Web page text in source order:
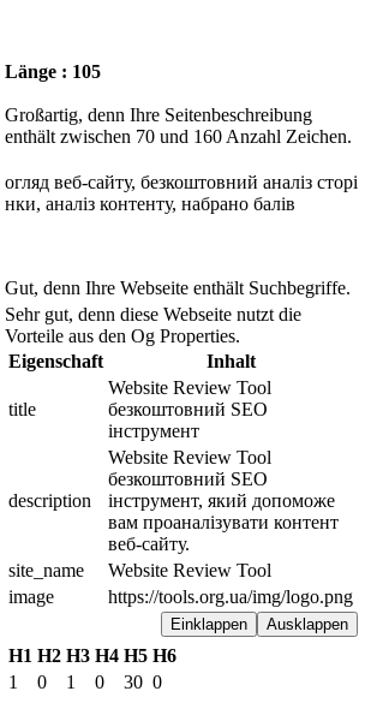
Länge : 105
Großartig, denn Ihre Seitenbeschreibung
enthält zwischen 70 und 160 Anzahl Zeichen.
огляд веб-сайту, безкоштовний аналіз сторі
нки, аналіз контенту, набрано балів
Gut, denn Ihre Webseite enthält Suchbegriffe.
Sehr gut, denn diese Webseite nutzt die
Vorteile aus den Og Properties.
Eigenschaft
Inhalt
title
Website Review Tool
безкоштовний SEO
інструмент
description
Website Review Tool
безкоштовний SEO
інструмент, який допоможе
вам проаналізувати контент
веб-сайту.
site_name
Website Review Tool
image
https://tools.org.ua/img/logo.png
Ausklappen
Einklappen
H1 H2 H3 H4 H5 H6
1
0 1 0 30 0